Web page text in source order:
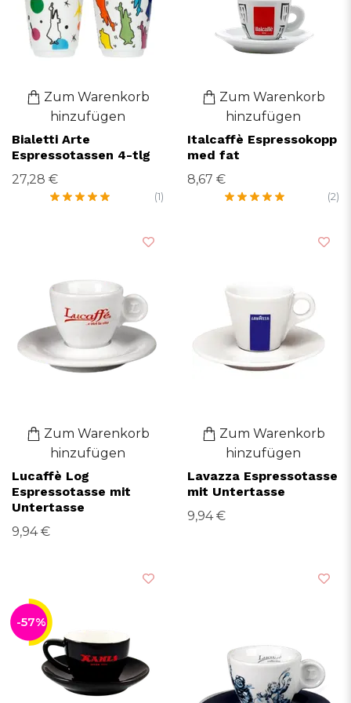
Zum Warenkorb
hinzufügen
Bialetti Arte
Espressotassen 4-tlg
27,28 €
(1)
Zum Warenkorb
hinzufügen
Italcaffè Espressokopp
med fat
8,67 €
(2)
Zum Warenkorb
hinzufügen
Lucaffè Log
Espressotasse mit
Untertasse
9,94 €
Zum Warenkorb
hinzufügen
Lavazza Espressotasse
mit Untertasse
9,94 €
-57%